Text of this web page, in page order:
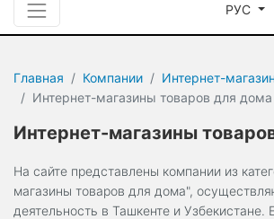
РУС
Главная Компании
Интернет-
Интернет-магазины товаров для дома
Интернет-магазины
На сайте представлены компании из
магазины товаров для дома",
деятельность в Ташкенте и Узбекистане.